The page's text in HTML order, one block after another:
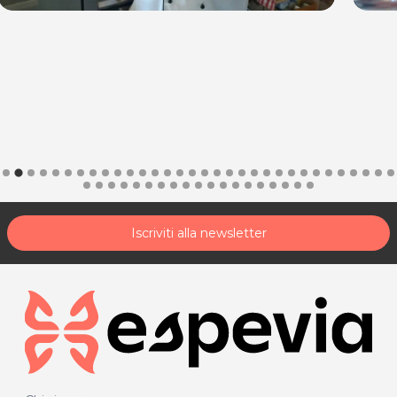
inoltre commercializzo prodotti di alta qualità scelti
trasmettergli la passione è veramente gratificante x
me.
Se posso insegnare un paio di segreti per facilitare la
vita, per velocizzare i tempi o per evitare sprechi…
perchè non farlo?
passione, sacrificio, sperimentazione, studio e ricerca.
Perchè la cucina è la mia vita.
Per saperne di più visita il nostro sito:
www.lachefmobile.it
Iscriviti alla newsletter